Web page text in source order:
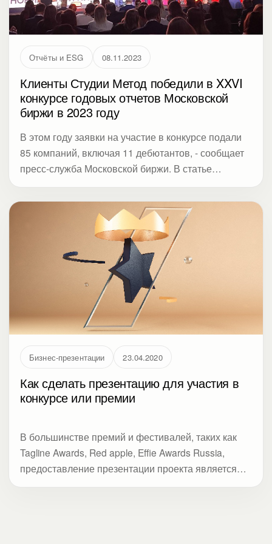
Отчёты и ESG 08.11.2023
Клиенты Студии Метод победили в XXVI
конкурсе годовых отчетов Московской
биржи в 2023 году
В этом году заявки на участие в конкурсе подали
85 компаний, включая 11 дебютантов, - сообщает
пресс-служба Московской биржи. В статье
отчетность и сделать материал полезным для
инвесторов и стейкхолдеров.
Бизнес-презентации 23.04.2020
Как сделать презентацию для участия в
конкурсе или премии
В большинстве премий и фестивалей, таких как
Tagline Awards, Red apple, Effie Awards Russia,
предоставление презентации проекта является